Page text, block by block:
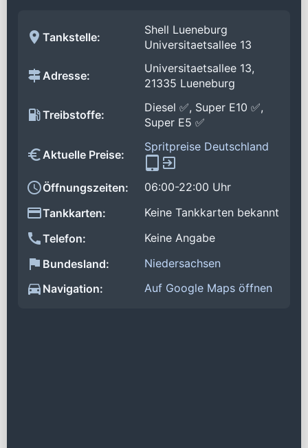
Tankstelle:
Shell Lueneburg
Universitaetsallee 13
Adresse:
Universitaetsallee 13,
21335 Lueneburg
Treibstoffe:
Diesel ✅, Super E10 ✅,
Super E5 ✅
Aktuelle Preise:
Spritpreise Deutschland
Öffnungszeiten:
06:00-22:00 Uhr
Tankkarten:
Keine Tankkarten bekannt
Telefon:
Keine Angabe
Bundesland:
Niedersachsen
Navigation:
Auf Google Maps öffnen